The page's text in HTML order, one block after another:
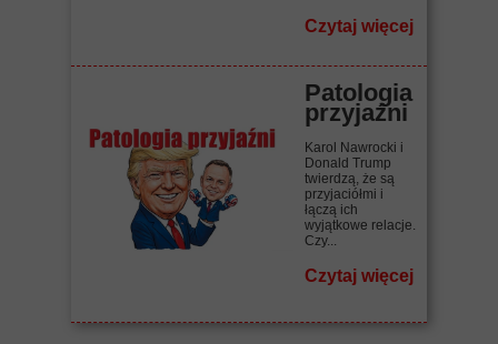
Czytaj więcej
Patologia
przyjaźni
Karol Nawrocki i
Donald Trump
twierdzą, że są
przyjaciółmi i
łączą ich
wyjątkowe relacje.
Czy...
Czytaj więcej